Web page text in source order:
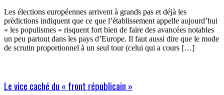
Les élections européennes arrivent à grands pas et déjà les
prédictions indiquent que ce que l’établissement appelle aujourd’hui
« les populismes » risquent fort bien de faire des avancées notables
un peu partout dans les pays d’Europe. Il faut aussi dire que le mode
de scrutin proportionnel à un seul tour (celui qui a cours […]
Le vice caché du « front républicain »